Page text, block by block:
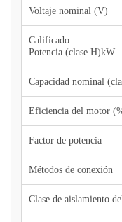
Voltaje nominal (V)
Calificado
Potencia (clase H)kW
Capacidad nominal
Eficiencia del motor
Factor de potencia
Métodos de conexión
Clase de aislamiento